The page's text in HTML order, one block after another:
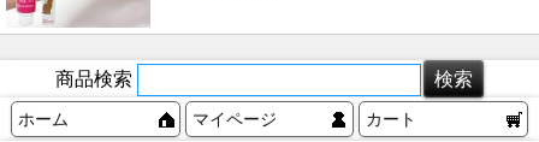
商品検索
ホーム マイページ カート